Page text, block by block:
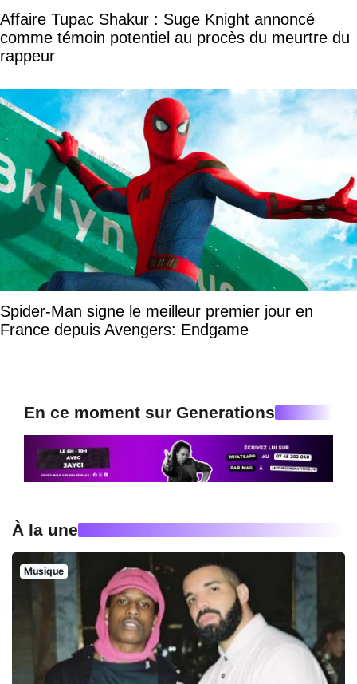
Affaire Tupac Shakur : Suge Knight annoncé
comme témoin potentiel au procès du meurtre du
rappeur
Spider-Man signe le meilleur premier jour en
France depuis Avengers: Endgame
En ce moment sur Generations
À la une
Musique